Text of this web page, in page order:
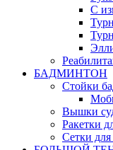
С
БАДМИНТОН
Стойки
Вышки
Ракетки
Сетки